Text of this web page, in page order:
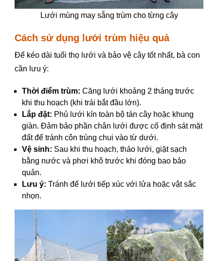
Lưới mùng may sẵng trùm cho từng cây
Cách sử dụng lưới trùm hiệu quả
Để kéo dài tuổi thọ lưới và bảo vệ cây tốt nhất, bà con
cần lưu ý:
Thời điểm trùm: Căng lưới khoảng 2 tháng trước
khi thu hoạch (khi trái bắt đầu lớn).
Lắp đặt: Phủ lưới kín toàn bộ tán cây hoặc khung
giàn. Đảm bảo phần chân lưới được cố định sát mặt
đất để tránh côn trùng chui vào từ dưới.
Vệ sinh: Sau khi thu hoạch, tháo lưới, giặt sạch
bằng nước và phơi khô trước khi đóng bao bảo
quản.
Lưu ý: Tránh để lưới tiếp xúc với lửa hoặc vật sắc
nhọn.